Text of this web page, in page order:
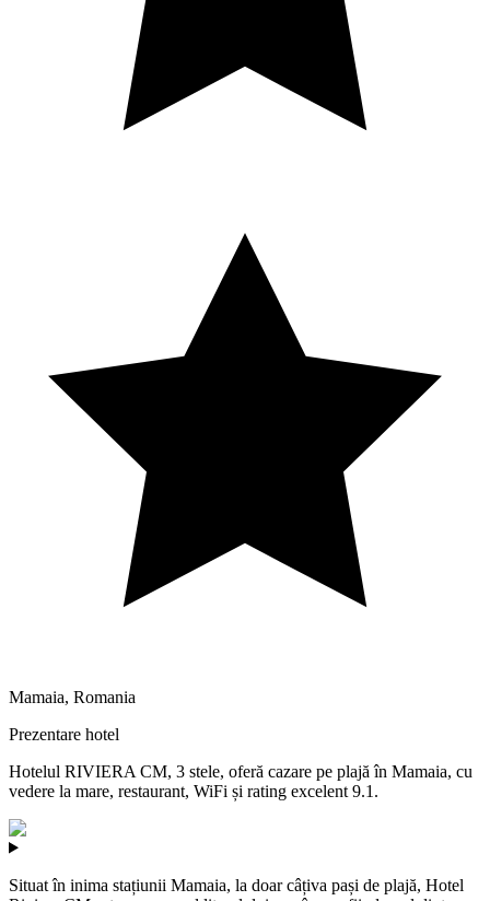
Mamaia, Romania
Prezentare hotel
Hotelul RIVIERA CM, 3 stele, oferă cazare pe plajă în Mamaia, cu
vedere la mare, restaurant, WiFi și rating excelent 9.1.
Situat în inima stațiunii Mamaia, la doar câțiva pași de plajă, Hotel